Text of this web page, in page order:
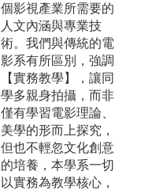
個影視產業所需要的
人文內涵與專業技
術。我們與傳統的電
影系有所區別，強調
【實務教學】，讓同
學多親身拍攝，而非
僅有學習電影理論、
美學的形而上探究，
但也不輕忽文化創意
的培養，本學系一切
以實務為教學核心，